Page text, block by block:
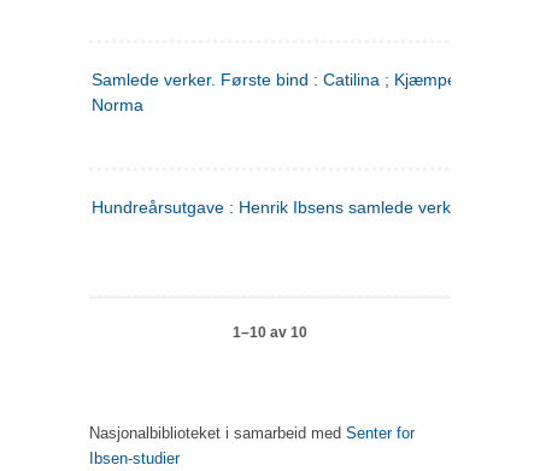
Samlede verker. Første bind : Catilina ; Kjæmpehøien ;
Norma
Hundreårsutgave : Henrik Ibsens samlede verker. 1
1–10 av 10
Nasjonalbiblioteket i samarbeid med Senter for
Ibsen-studier